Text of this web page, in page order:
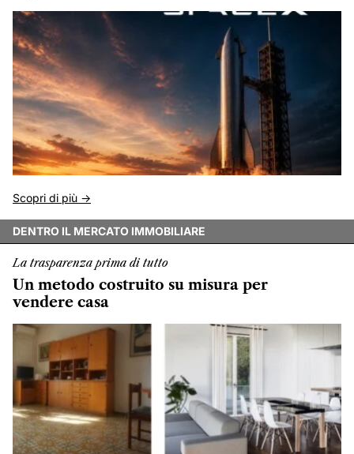
Scopri di più ->
DENTRO IL MERCATO IMMOBILIARE
La trasparenza prima di tutto
Un metodo costruito su misura per
vendere casa